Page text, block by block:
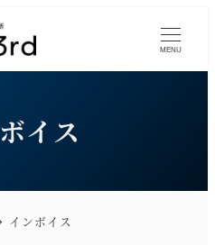
MENU
イス
インボイス